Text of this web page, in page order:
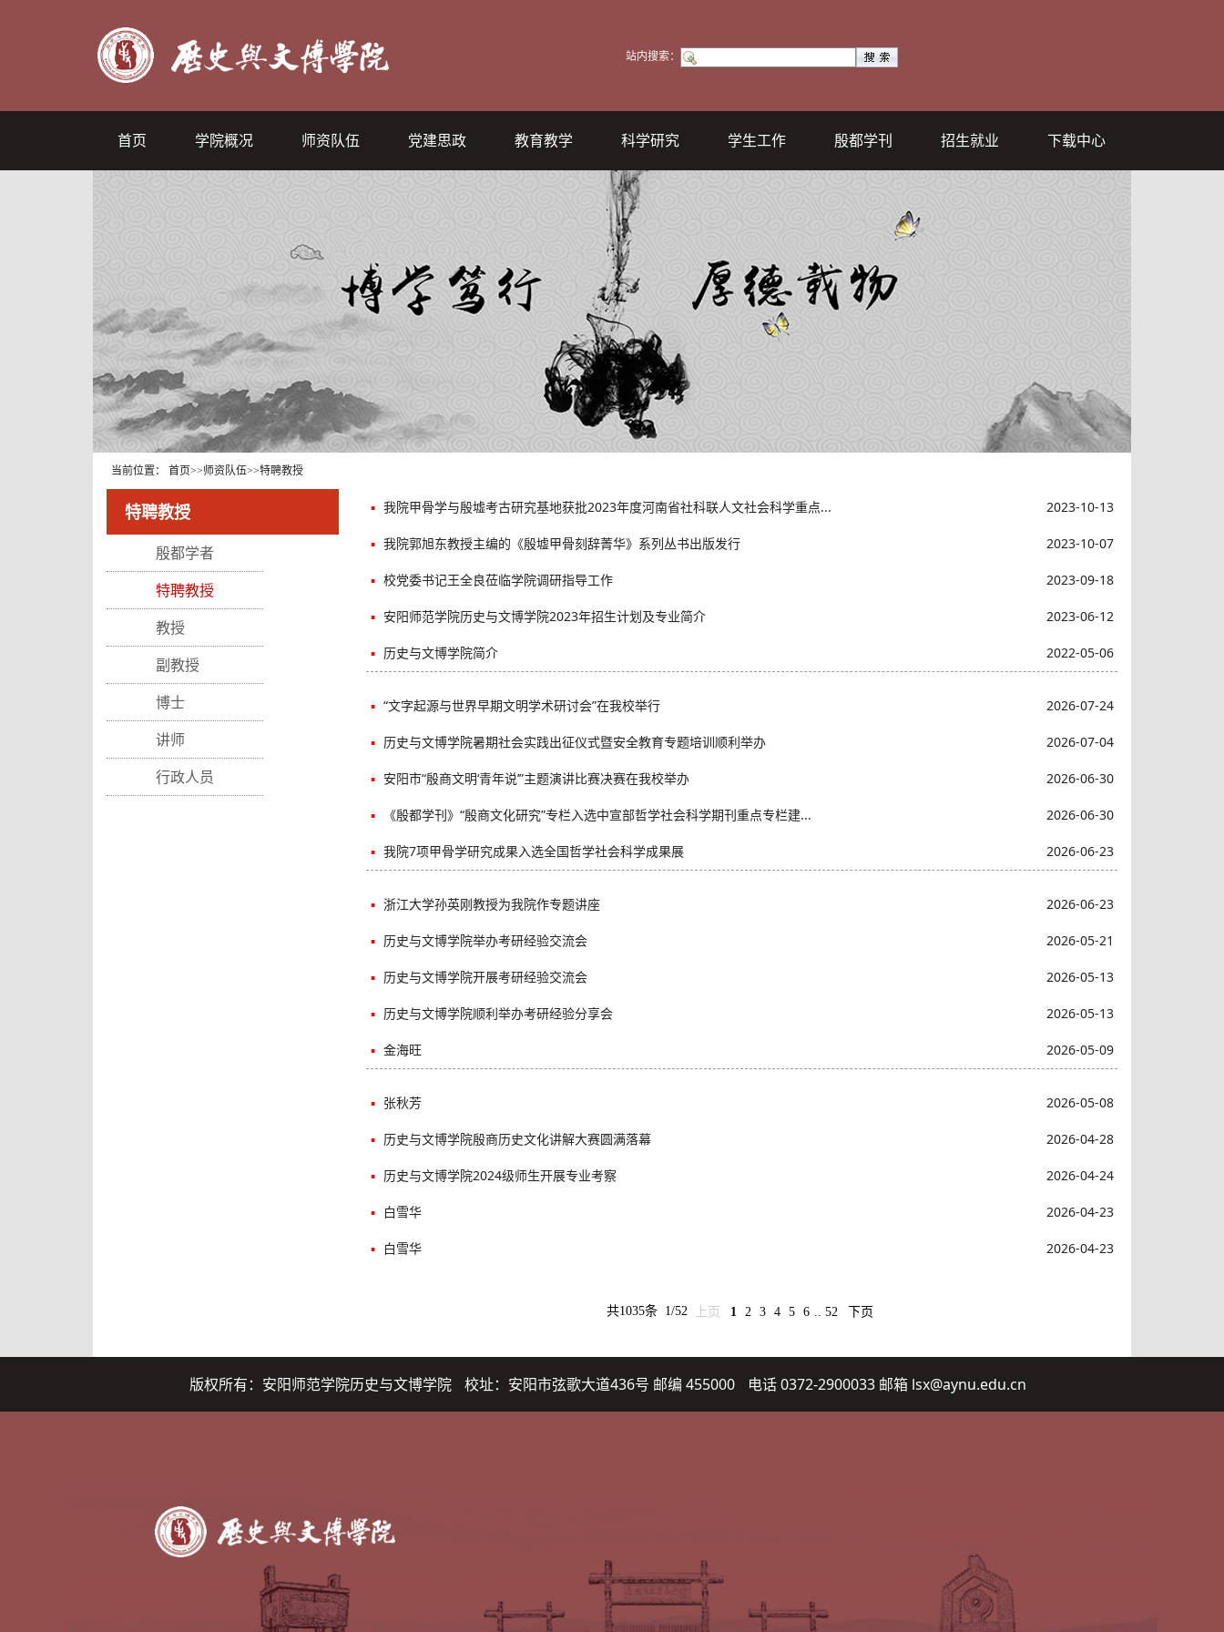
站内搜索：
首页 学院概况 师资队伍 党建思政 教育教学 科学研究 学生工作 殷都学刊 招生就业 下载中心
当前位置： 首页>>师资队伍>>特聘教授
特聘教授
殷都学者
特聘教授
教授
副教授
博士
讲师
行政人员
▪ 我院甲骨学与殷墟考古研究基地获批2023年度河南省社科联人文社会科学重点... 2023-10-13
▪ 我院郭旭东教授主编的《殷墟甲骨刻辞菁华》系列丛书出版发行 2023-10-07
▪ 校党委书记王全良莅临学院调研指导工作 2023-09-18
▪ 安阳师范学院历史与文博学院2023年招生计划及专业简介 2023-06-12
▪ 历史与文博学院简介 2022-05-06
▪ “文字起源与世界早期文明学术研讨会”在我校举行 2026-07-24
▪ 历史与文博学院暑期社会实践出征仪式暨安全教育专题培训顺利举办 2026-07-04
▪ 安阳市“殷商文明‘青年说’”主题演讲比赛决赛在我校举办 2026-06-30
▪ 《殷都学刊》“殷商文化研究”专栏入选中宣部哲学社会科学期刊重点专栏建... 2026-06-30
▪ 我院7项甲骨学研究成果入选全国哲学社会科学成果展 2026-06-23
▪ 浙江大学孙英刚教授为我院作专题讲座 2026-06-23
▪ 历史与文博学院举办考研经验交流会 2026-05-21
▪ 历史与文博学院开展考研经验交流会 2026-05-13
▪ 历史与文博学院顺利举办考研经验分享会 2026-05-13
▪ 金海旺 2026-05-09
▪ 张秋芳 2026-05-08
▪ 历史与文博学院殷商历史文化讲解大赛圆满落幕 2026-04-28
▪ 历史与文博学院2024级师生开展专业考察 2026-04-24
▪ 白雪华 2026-04-23
▪ 白雪华 2026-04-23
共1035条 1/52 上页 1 2 3 4 5 6 .. 52 下页
版权所有：安阳师范学院历史与文博学院 校址：安阳市弦歌大道436号 邮编 455000 电话 0372-2900033 邮箱 lsx@aynu.edu.cn